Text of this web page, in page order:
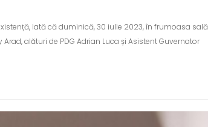
iată că duminică, 30 iulie 2023, în frumoasa sală
alături de PDG Adrian Luca și Asistent Guvernator